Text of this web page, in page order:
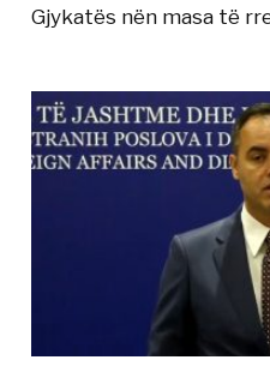
Gjykatës nën masa të